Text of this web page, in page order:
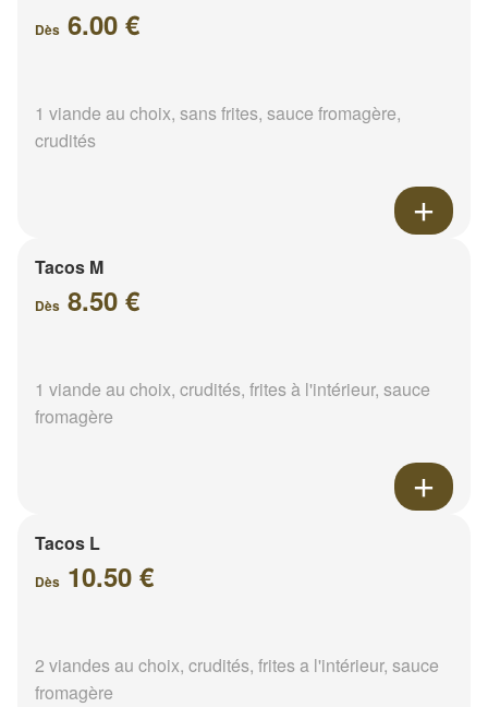
Dès 6.00 €
1 viande au choix, sans frites, sauce fromagère,
crudités
Tacos M
Dès 8.50 €
1 viande au choix, crudités, frites à l'intérieur, sauce
fromagère
Tacos L
Dès 10.50 €
2 viandes au choix, crudités, frites a l'intérieur, sauce
fromagère